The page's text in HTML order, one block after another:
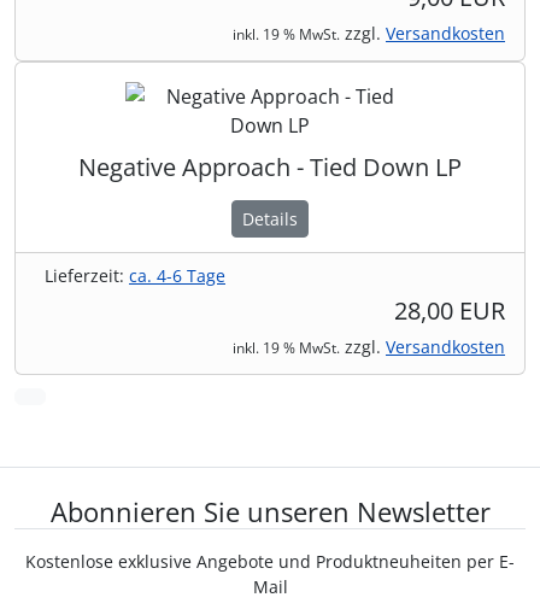
inkl. 19 % MwSt. zzgl. Versandkosten
Negative Approach - Tied Down LP
Details
Lieferzeit: ca. 4-6 Tage
28,00 EUR
inkl. 19 % MwSt. zzgl. Versandkosten
Abonnieren Sie unseren Newsletter
Kostenlose exklusive Angebote und Produktneuheiten per E-
Mail